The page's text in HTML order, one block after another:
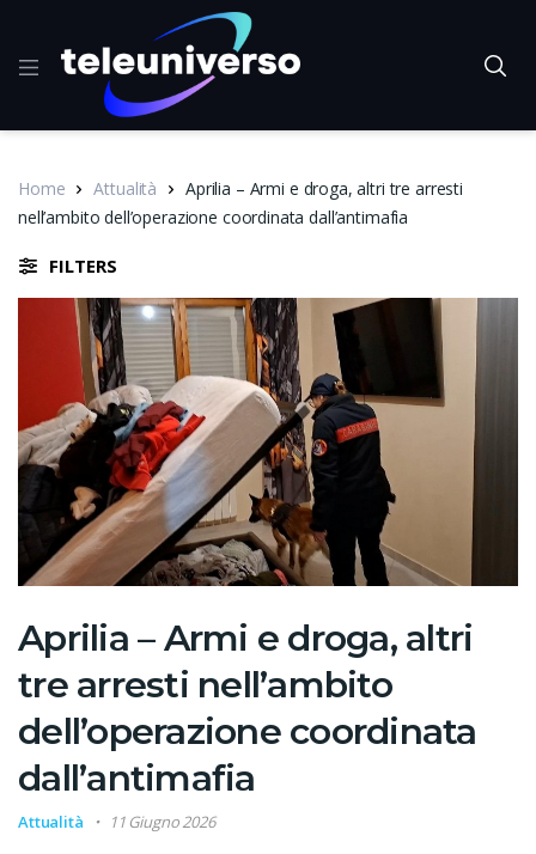
Home Attualità
Aprilia – Armi e droga, altri tre arresti
nell’ambito dell’operazione coordinata dall’antimafia
FILTERS
Aprilia – Armi e droga, altri
tre arresti nell’ambito
dell’operazione coordinata
dall’antimafia
Attualità 11 Giugno 2026